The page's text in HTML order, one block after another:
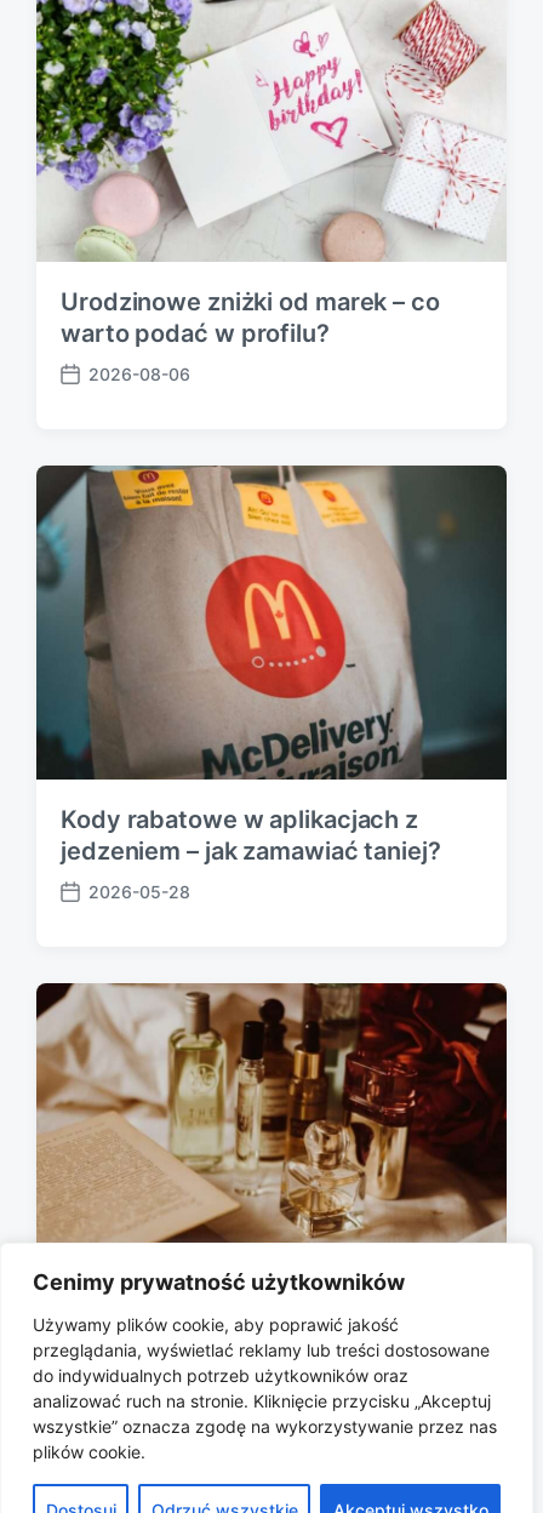
Cenimy prywatność użytkowników
Używamy plików cookie, aby poprawić jakość
przeglądania, wyświetlać reklamy lub treści dostosowane
do indywidualnych potrzeb użytkowników oraz
analizować ruch na stronie. Kliknięcie przycisku „Akceptuj
wszystkie” oznacza zgodę na wykorzystywanie przez nas
plików cookie.
t
e
Urodzinowe zniżki od marek – co
warto podać w profilu?
P
t
d
t
e
2026-08-06
Kody rabatowe w aplikacjach z
jedzeniem – jak zamawiać taniej?
P
t
d
a
e
2026-05-28
Kiedy najmocniej tanieją kosmetyki i
perfumy?
P
o
2026-07-10